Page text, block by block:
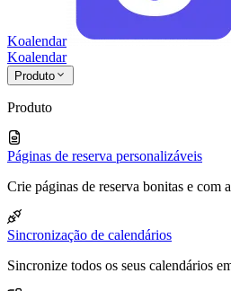
Koalendar
Koalendar
Produto
Produto
Páginas de reserva personalizáveis
Crie páginas de reserva bonitas e com
Sincronização de calendários
Sincronize todos os seus calendários